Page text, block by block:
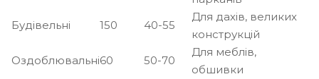
Будівельні
150 40-55
Для дахів, великих
конструкцій
Оздоблювальні60 50-70
Для меблів,
обшивки